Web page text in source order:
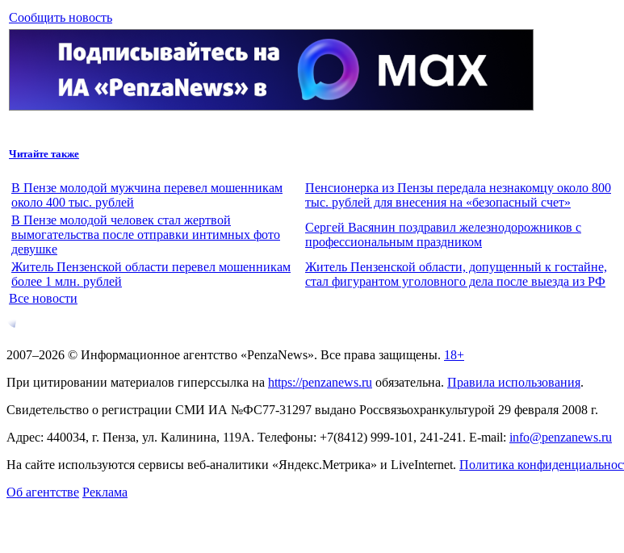
Сообщить новость
Читайте также
В Пензе молодой мужчина перевел мошенникам
около 400 тыс. рублей
Пенсионерка из Пензы передала незнакомцу около 800
тыс. рублей для внесения на «безопасный счет»
В Пензе молодой человек стал жертвой
вымогательства после отправки интимных фото
девушке
Сергей Васянин поздравил железнодорожников с
профессиональным праздником
Житель Пензенской области перевел мошенникам
более 1 млн. рублей
Житель Пензенской области, допущенный к гостайне,
стал фигурантом уголовного дела после выезда из РФ
Все новости
2007–2026 © Информационное агентство «PenzaNews». Все права защищены. 18+
При цитировании материалов гиперссылка на https://penzanews.ru обязательна. Правила использования.
Свидетельство о регистрации СМИ ИА №ФС77-31297 выдано Россвязьохранкультурой 29 февраля 2008 г.
Адрес: 440034, г. Пенза, ул. Калинина, 119А. Телефоны: +7(8412) 999-101, 241-241 . E-mail: info@penzanews.ru
На сайте используются сервисы веб-аналитики «Яндекс.Метрика» и LiveInternet. Политика
Об агентстве Реклама